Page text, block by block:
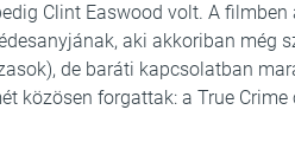
Clint Easwood volt. A
aki akkoriban még
de baráti kapcsolatban
közösen forgattak: a True